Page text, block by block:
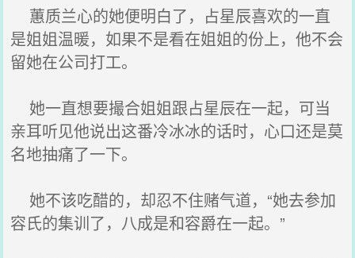
蕙质兰心的她便明白了，占星辰喜欢的一直
是姐姐温暖，如果不是看在姐姐的份上，他不会
留她在公司打工。
她一直想要撮合姐姐跟占星辰在一起，可当
亲耳听见他说出这番冷冰冰的话时，心口还是莫
名地抽痛了一下。
她不该吃醋的，却忍不住赌气道，“她去参加
容氏的集训了，八成是和容爵在一起。”